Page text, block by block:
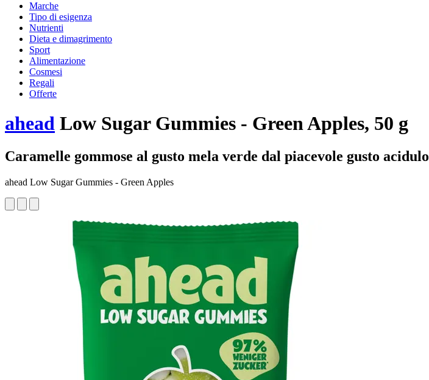
Marche
Tipo di esigenza
Nutrienti
Dieta e dimagrimento
Sport
Alimentazione
Cosmesi
Regali
Offerte
ahead Low Sugar Gummies - Green Apples, 50 g
Caramelle gommose al gusto mela verde dal piacevole gusto acidulo
ahead Low Sugar Gummies - Green Apples